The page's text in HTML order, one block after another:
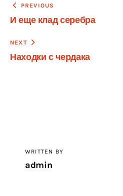
Навигация
по
записям
PREVIOUS
И еще клад серебра
NEXT
Находки с чердака
WRITTEN BY
admin